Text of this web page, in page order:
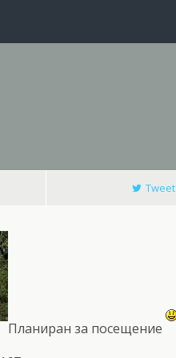
Tweet
Планиран за посещение